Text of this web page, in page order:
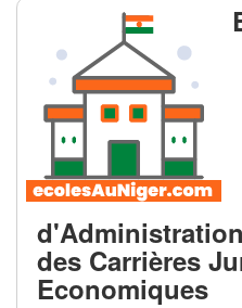
des Carrières
Economiques